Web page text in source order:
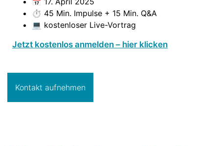
⏱️ 45 Min. Impulse + 15 Min. Q&A
💻 kostenloser Live-Vortrag
Jetzt kostenlos anmelden – hier klicken
Kontakt aufnehmen